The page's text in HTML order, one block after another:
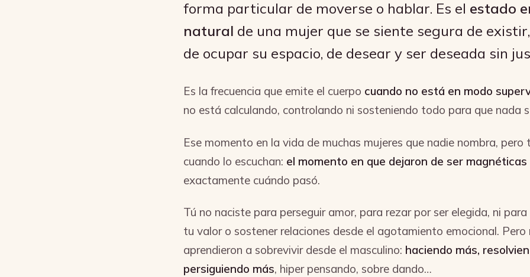
forma particular de moverse o hablar. Es el estado
natural de una mujer que se siente segura de
de ocupar su espacio, de desear y ser deseada sin
Es la frecuencia que emite el cuerpo cuando no está en modo
no está calculando, controlando ni sosteniendo todo para que nada
Ese momento en la vida de muchas mujeres que nadie nombra, pero
cuando lo escuchan: el momento en que dejaron de ser magnéticas
exactamente cuándo pasó.
Tú no naciste para perseguir amor, para rezar por ser elegida, ni
tu valor o sostener relaciones desde el agotamiento emocional. Pero
aprendieron a sobrevivir desde el masculino: haciendo más,
persiguiendo más, hiper pensando, sobre dando…